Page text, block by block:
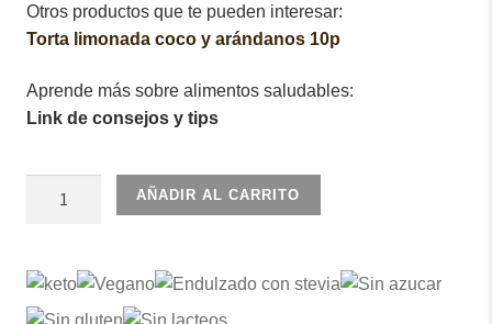
Otros productos que te pueden interesar:
Torta limonada coco y arándanos 10p
Aprende más sobre alimentos saludables:
Link de consejos y tips
60und
AÑADIR AL CARRITO